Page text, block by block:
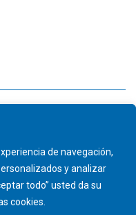
de navegación,
y analizar
todo” usted da su
cookies.